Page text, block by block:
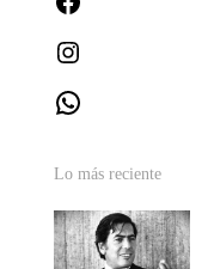
Lo más reciente